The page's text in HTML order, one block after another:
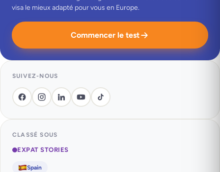
visa le mieux adapté pour vous en Europe.
Commencer le test
SUIVEZ-NOUS
CLASSÉ SOUS
EXPAT STORIES
Spain